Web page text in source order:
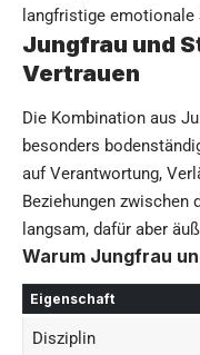
langfristige emotionale
Jungfrau und
Vertrauen
Die Kombination aus
besonders
auf Verantwortung,
Beziehungen
langsam, dafür aber
Warum Jungfrau
Eigenschaft
Disziplin